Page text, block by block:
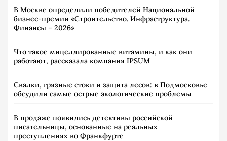
В Москве определили победителей Национальной
бизнес-премии «Строительство. Инфраструктура.
Финансы – 2026»
Что такое мицеллированные витамины, и как они
работают, рассказала компания IPSUM
Свалки, грязные стоки и защита лесов: в Подмосковье
обсудили самые острые экологические проблемы
В продаже появились детективы российской
писательницы, основанные на реальных
преступлениях во Франкфурте